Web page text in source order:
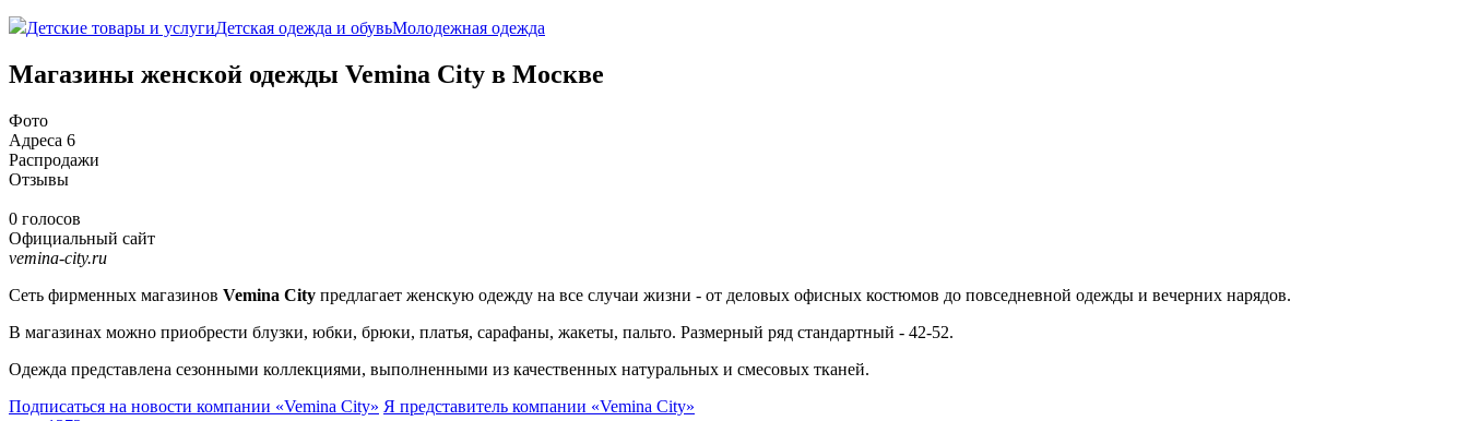
Детские товары и услугиДетская одежда и обувьМолодежная одежда
Магазины женской одежды Vemina City в Москве
Фото
Адреса 6
Распродажи
Отзывы
0 голосов
Официальный сайт
vemina-city.ru
Сеть фирменных магазинов Vemina City предлагает женскую одежду на все случаи жизни - от деловых офисных костюмов до повседневной одежды и вечерних нарядов.
В магазинах можно приобрести блузки, юбки, брюки, платья, сарафаны, жакеты, пальто. Размерный ряд стандартный - 42-52.
Одежда представлена сезонными коллекциями, выполненными из качественных натуральных и смесовых тканей.
Подписаться на новости компании «Vemina City» Я представитель компании «Vemina City»